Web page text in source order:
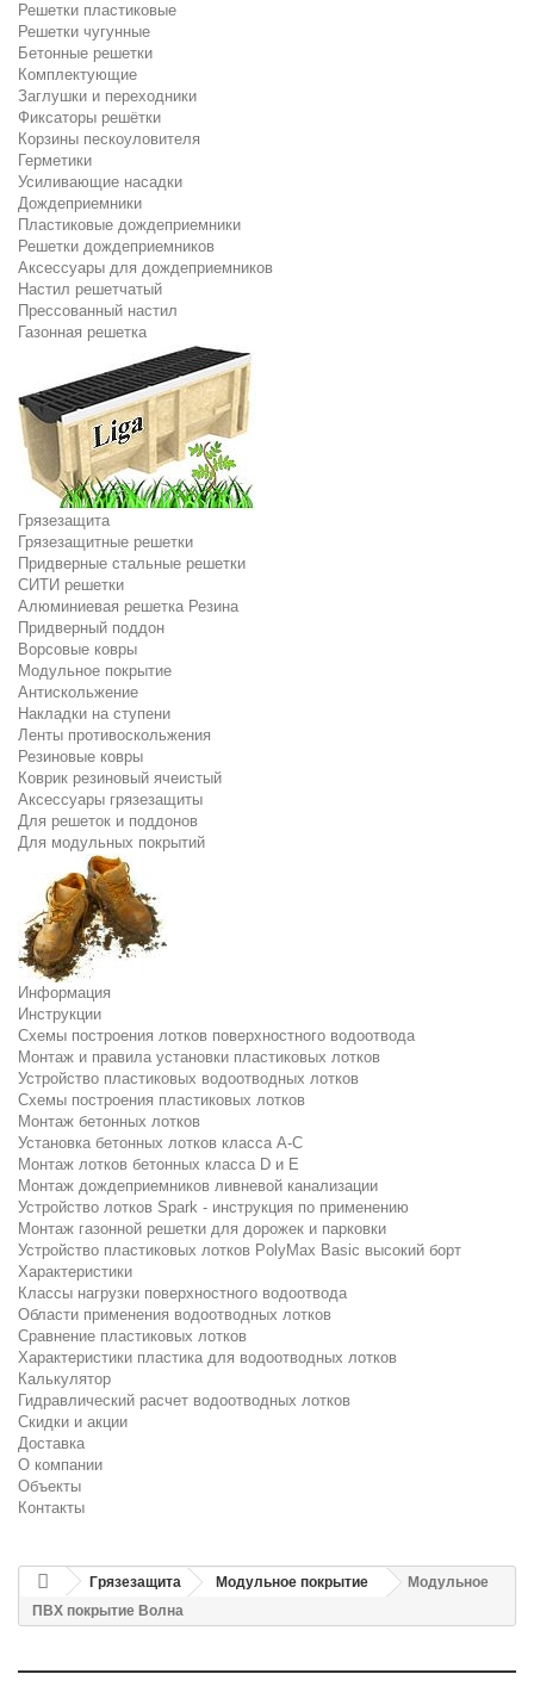
Решетки пластиковые
Решетки чугунные
Бетонные решетки
Комплектующие
Заглушки и переходники
Фиксаторы решётки
Корзины пескоуловителя
Герметики
Усиливающие насадки
Дождеприемники
Пластиковые дождеприемники
Решетки дождеприемников
Аксессуары для дождеприемников
Настил решетчатый
Прессованный настил
Газонная решетка
Грязезащита
Грязезащитные решетки
Придверные стальные решетки
СИТИ решетки
Алюминиевая решетка Резина
Придверный поддон
Ворсовые ковры
Модульное покрытие
Антискольжение
Накладки на ступени
Ленты противоскольжения
Резиновые ковры
Коврик резиновый ячеистый
Аксессуары грязезащиты
Для решеток и поддонов
Для модульных покрытий
Информация
Инструкции
Схемы построения лотков поверхностного водоотвода
Монтаж и правила установки пластиковых лотков
Устройство пластиковых водоотводных лотков
Схемы построения пластиковых лотков
Монтаж бетонных лотков
Установка бетонных лотков класса A-C
Монтаж лотков бетонных класса D и E
Монтаж дождеприемников ливневой канализации
Устройство лотков Spark - инструкция по применению
Монтаж газонной решетки для дорожек и парковки
Устройство пластиковых лотков PolyMax Basic высокий борт
Характеристики
Классы нагрузки поверхностного водоотвода
Области применения водоотводных лотков
Сравнение пластиковых лотков
Характеристики пластика для водоотводных лотков
Калькулятор
Гидравлический расчет водоотводных лотков
Скидки и акции
Доставка
О компании
Объекты
Контакты
Грязезащита Модульное покрытие
Модульное
ПВХ покрытие Волна